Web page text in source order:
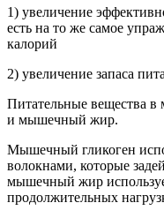
1) увеличение
есть на то же самое
калорий
2) увеличение запаса
Питательные вещества
и мышечный жир.
Мышечный гликоген
волокнами, которые
мышечный жир
продолжительных